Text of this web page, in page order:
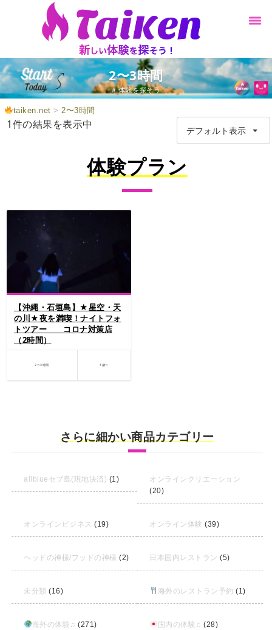
2〜3時間
# 体験を探そう
taiken.net >2〜3時間
1件の結果を表示中 デフォルト表示
体験プラン
【沖縄・石垣島】★星空・天
の川★夜を満喫！ナイトフォ
トツアー コロナ対策店
（2時間）
トツアーで星空、月、フクロ
こそ見られる景色や生き物た
2〜3時間 3歳〜
さらに細かい商品カテゴリー
allblueセブ島(現地決済) (1)
オンラインクリエーション
(20)
オンラインビジネス (19) オンライン体験 (39)
ヘッドの神様/フッドの神様 (2) 日本国内レストラン (5)
未分類 (16) 海外のレストラン予約 (1)
海外の体験♫ (271) 国内の体験♫ (28)